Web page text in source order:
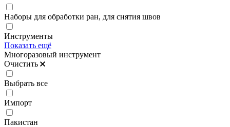
Наборы для обработки ран, для снятия швов
Инструменты
Показать ещё
Многоразовый инструмент
Очистить
Выбрать все
Импорт
Пакистан